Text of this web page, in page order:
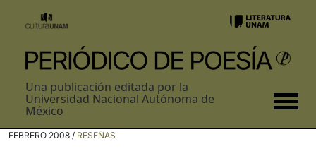
Una publicación editada por la
Universidad Nacional Autónoma de
México
FEBRERO 2008 / RESEÑAS